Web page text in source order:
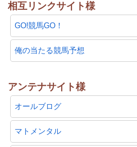
相互リンクサイト様
GO!競馬GO！
俺の当たる競馬予想
アンテナサイト様
オールブログ
マトメンタル